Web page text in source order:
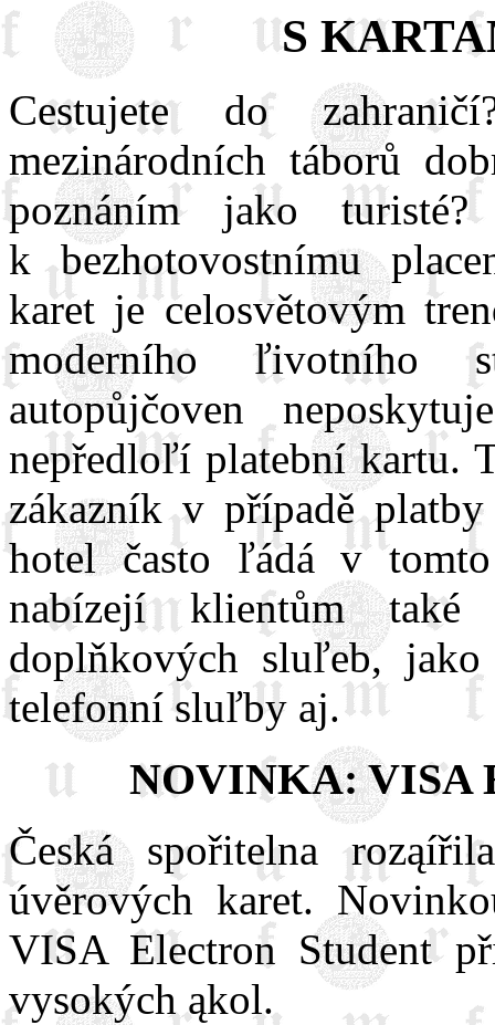
S
Cestujete do
mezinárodních táborů
poznáním jako
k bezhotovostnímu
karet je celosvětovým
moderního ľivotního
autopůjčoven
nepředloľí platební kartu.
zákazník v případě
hotel často ľádá v
nabízejí klientům
doplňkových sluľeb,
telefonní sluľby aj.
NOVINKA: VISA
Česká spořitelna
úvěrových karet.
VISA Electron Student
vysokých ąkol.